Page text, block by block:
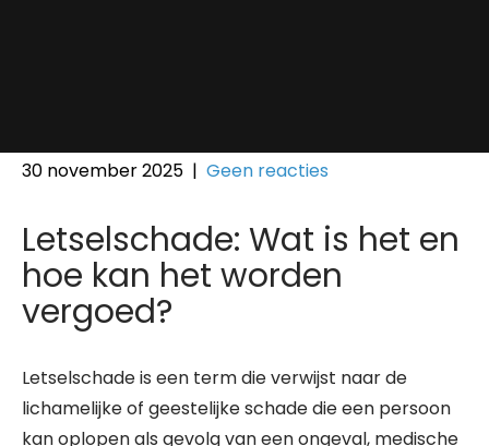
30 november 2025 | Geen reacties
Letselschade: Wat is het en
hoe kan het worden
vergoed?
Letselschade is een term die verwijst naar de
lichamelijke of geestelijke schade die een persoon
kan oplopen als gevolg van een ongeval, medische